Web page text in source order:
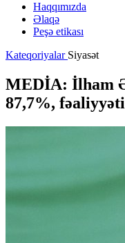
Haqqımızda
Əlaqə
Peşə etikası
Kateqoriyalar Siyasət
MEDİA: İlham
87,7%,